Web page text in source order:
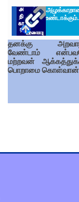
உண்டாக்கும்.
தனக்கு
வேண்டாம்
மற்றவன்
பொறாமை